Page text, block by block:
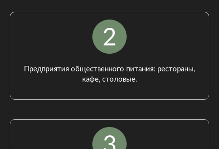
Предприятия общественного питания: рестораны,
кафе, столовые.